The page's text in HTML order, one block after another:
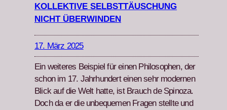
KOLLEKTIVE SELBSTTÄUSCHUNG
NICHT ÜBERWINDEN
17. März 2025
Ein weit­eres Beispiel für einen Philosophen, der
schon im 17. Jahrhun­dert einen sehr mod­er­nen
Blick auf die Welt hat­te, ist Brauch de Spin­oza.
Doch da er die unbe­que­men Fra­gen stellte und